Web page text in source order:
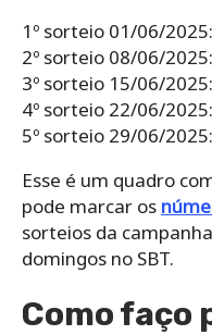
1º sorteio 01/06/
2º sorteio 08/06/2025:
3º sorteio 15/06/2025:
4º sorteio 22/06/2025:
5º sorteio 29/06/2025:
Esse é um quadro
pode marcar os
sorteios da
domingos no SBT.
Como faço